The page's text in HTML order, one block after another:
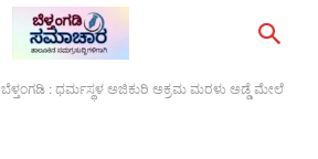
ಬೆಳ್ತಂಗಡಿ : ಧರ್ಮಸ್ಥಳ ಅಜಿಕುರಿ ಅಕ್ರಮ ಮರಳು ಅಡ್ಡೆ ಮೇಲೆ